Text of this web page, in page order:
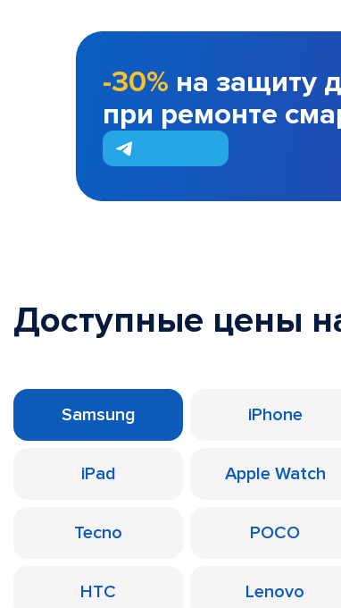
-30% на защиту
при ремонте
Доступные цены
Samsung iPhone
iPad Apple Watch
Tecno POCO
HTC Lenovo